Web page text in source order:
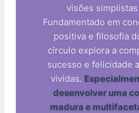
visões
Fundamentado em
positiva e filosofia
círculo explora a
sucesso e felicidade
vividas.
desenvolver uma
madura e